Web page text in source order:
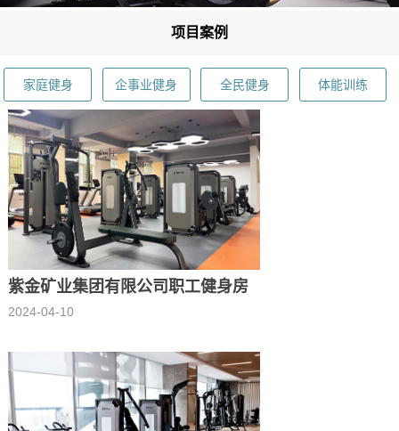
项目案例
家庭健身 企事业健身 全民健身 体能训练
紫金矿业集团有限公司职工健身房
2024-04-10